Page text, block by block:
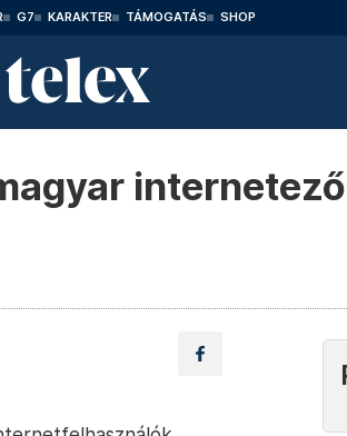
G7 KARAKTER TÁMOGATÁS SHOP